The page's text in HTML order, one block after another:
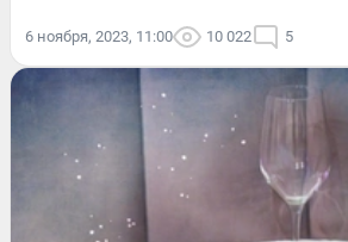
6 ноября, 2023, 11:00 10 022 5